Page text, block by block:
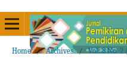
Home / Archives / Vol. 8 No.